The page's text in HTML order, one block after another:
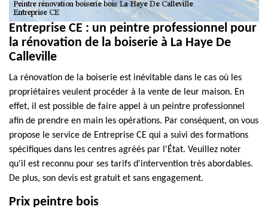
Entreprise CE : un peintre professionnel pour
la rénovation de la boiserie à La Haye De
Calleville
La rénovation de la boiserie est inévitable dans le cas où les
propriétaires veulent procéder à la vente de leur maison. En
effet, il est possible de faire appel à un peintre professionnel
afin de prendre en main les opérations. Par conséquent, on vous
propose le service de Entreprise CE qui a suivi des formations
spécifiques dans les centres agréés par l'État. Veuillez noter
qu'il est reconnu pour ses tarifs d'intervention très abordables.
De plus, son devis est gratuit et sans engagement.
Prix peintre bois